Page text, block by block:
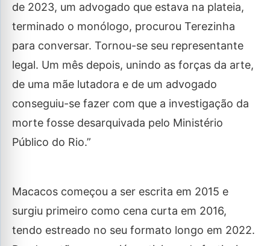
de 2023, um advogado que estava na plateia,
terminado o monólogo, procurou Terezinha
para conversar. Tornou-se seu representante
legal. Um mês depois, unindo as forças da arte,
de uma mãe lutadora e de um advogado
conseguiu-se fazer com que a investigação da
morte fosse desarquivada pelo Ministério
Público do Rio.”
Macacos começou a ser escrita em 2015 e
surgiu primeiro como cena curta em 2016,
tendo estreado no seu formato longo em 2022.